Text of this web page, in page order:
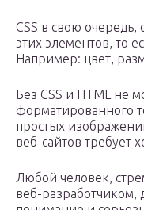
CSS в свою очередь,
этих элементов, то
Например: цвет,
Без CSS и HTML не
форматированного
простых
веб-сайтов требует
Любой человек,
веб-разработчиком,